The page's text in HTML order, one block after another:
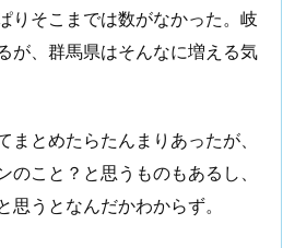
りそこまでは数がなかった。岐
が、群馬県はそんなに増える気
とめたらたんまりあったが、
こと？と思うものもあるし、
うとなんだかわからず。